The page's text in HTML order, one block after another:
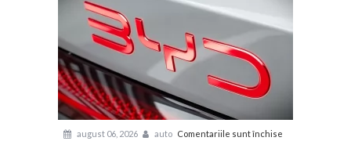
585
august 06, 2026 auto Comentariile sunt închise